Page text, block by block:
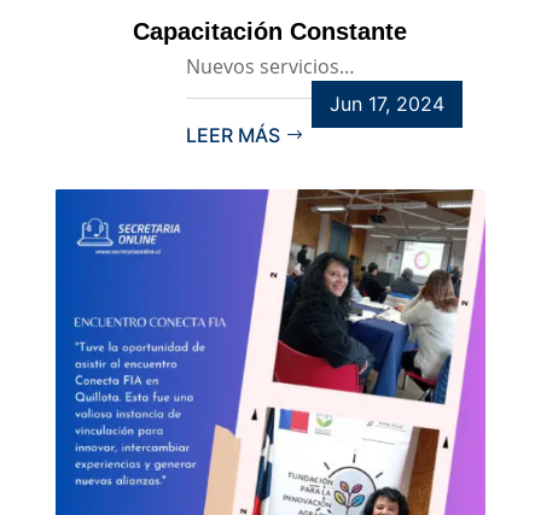
Capacitación Constante
Jun 17, 2024
Nuevos servicios…
LEER MÁS